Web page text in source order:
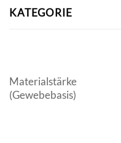
KATEGORIE
Materialstärke
(Gewebebasis)